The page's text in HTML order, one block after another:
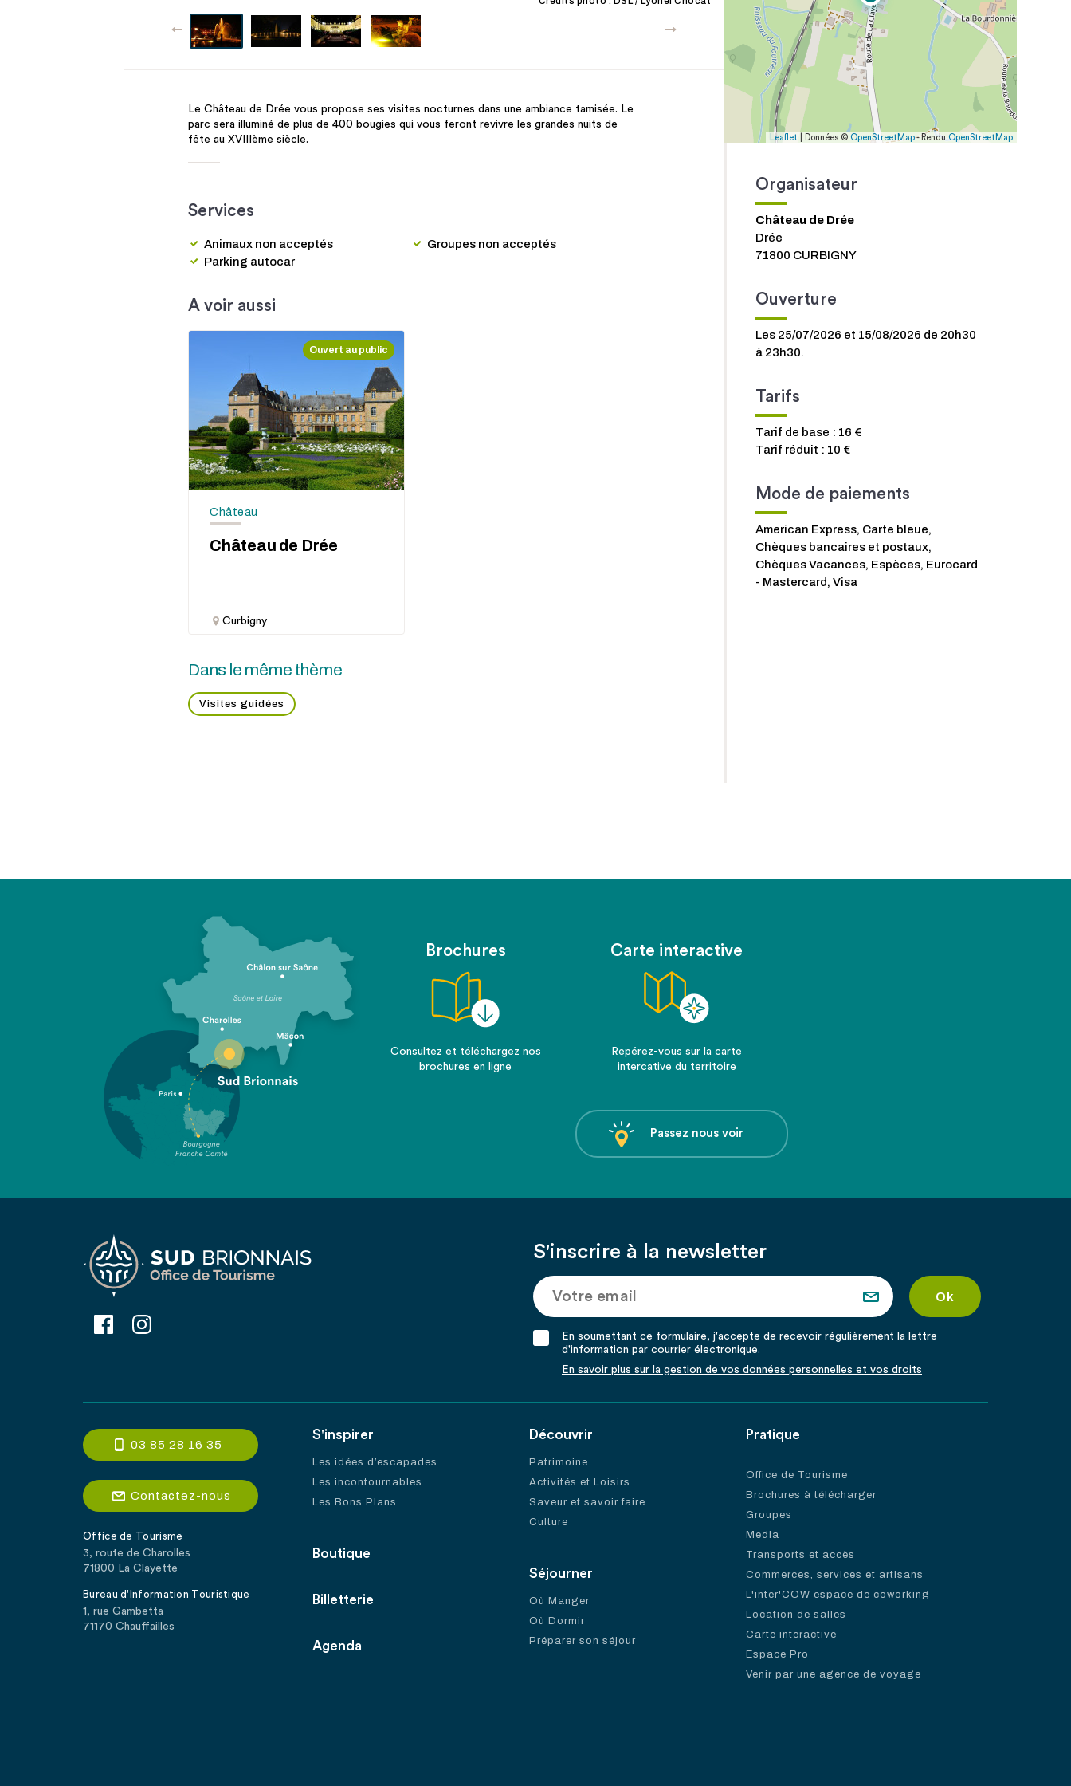
Le Château de Drée vous propose ses visites nocturnes dans une ambiance tamisée. Le
parc sera illuminé de plus de 400 bougies qui vous feront revivre les grandes nuits de
fête au XVIIIème siècle.
Services
Animaux non acceptés
Groupes non acceptés
Parking autocar
A voir aussi
Ouvert au public
Château
Château de Drée
Curbigny
Dans le même thème
Visites guidées
Leaflet | Données © OpenStreetMap- Rendu OpenStreetMap
Organisateur
Château de Drée
Drée
71800 CURBIGNY
Ouverture
Les 25/07/2026 et 15/08/2026 de 20h30
à 23h30.
Tarifs
Tarif de base : 16 €
Tarif réduit : 10 €
Mode de paiements
American Express, Carte bleue,
Chèques bancaires et postaux,
Chèques Vacances, Espèces, Eurocard
- Mastercard, Visa
Brochures
Consultez et téléchargez nos
brochures en ligne
Carte interactive
Repérez-vous sur la carte
intercative du territoire
Passez nous voir
S'inscrire à la newsletter
En soumettant ce formulaire, j'accepte de recevoir régulièrement la lettre
d'information par courrier électronique.
En savoir plus sur la gestion de vos données personnelles et vos droits
03 85 28 16 35
Contactez-nous
Office de Tourisme
3, route de Charolles
71800 La Clayette
Bureau d'Information Touristique
1, rue Gambetta
71170 Chauffailles
S'inspirer
Les idées d’escapades
Les incontournables
Les Bons Plans
Boutique
Billetterie
Agenda
Découvrir
Patrimoine
Activités et Loisirs
Saveur et savoir faire
Culture
Séjourner
Où Manger
Où Dormir
Préparer son séjour
Pratique
Office de Tourisme
Brochures à télécharger
Groupes
Media
Transports et accès
Commerces, services et artisans
L'inter'COW espace de coworking
Location de salles
Carte interactive
Espace Pro
Venir par une agence de voyage